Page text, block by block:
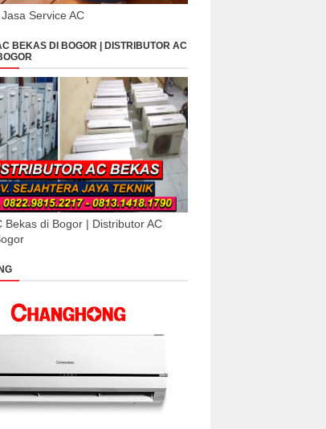
Service AC
BEKAS DI BOGOR | DISTRIBUTOR AC
Bekas di Bogor | Distributor AC